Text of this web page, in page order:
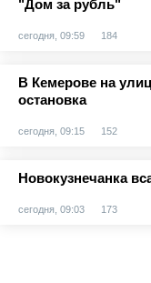
"Дом за рубль"
сегодня, 09:59 184
В Кемерове на
остановка
сегодня, 09:15 152
Новокузнечанка
сегодня, 09:03 173